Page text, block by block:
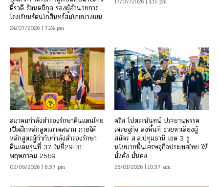
ติรวดี รัตนตถิกุล รองผู้อำนวยการ
โรงเรียนรัตนโกสินทร์สมโภชบางเขน
24/07/2026 | 7:24 pm
17/07/2026 | 4:15 pm
สมาคมกำลังสำรองรักษาดินแดนไทย
เปิดฝึกหลักสูตรภาคสนาม ภายใต้
หลักสูตรผู้กำกับกำลังสำรองรักษา
ดินแดนรุ่นที่ 37 ในที่29-31
พฤษภาคม 2569
02/06/2026 | 8:37 pm
คริส โปตระนันทน์ ประธานพรรค
เศรษฐกิจ ลงพื้นที่ ช่วยหาเสียงผู้
สมัคร ส.ส.ปทุมธานี เขต 3 ชู
นโยบายฟื้นเศรษฐกิจประเทศไทย ให้
มั่งคั่ง มั่นคง
26/01/2026 | 10:37 am